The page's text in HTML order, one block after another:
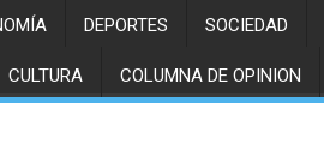
DEPORTES SOCIEDAD
CULTURA COLUMNA DE OPINION